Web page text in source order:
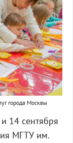
города Москвы
14 сентября
МГТУ им.